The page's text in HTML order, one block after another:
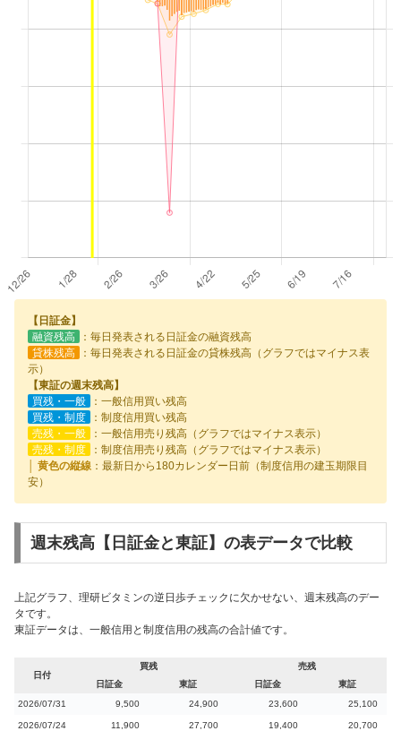
【日証金】
融資残高
：毎日発表される日証金の融資残高
貸株残高
：毎日発表される日証金の貸株残高（グラフではマイナス表
示）
【東証の週末残高】
買残・一般
：一般信用買い残高
買残・制度
：制度信用買い残高
売残・一般
：一般信用売り残高（グラフではマイナス表示）
売残・制度
：制度信用売り残高（グラフではマイナス表示）
│ 黄色の縦線 ：最新日から180カレンダー日前（制度信用の建玉期限目
安）
週末残高【日証金と東証】の表データで比較
上記グラフ、理研ビタミンの逆日歩チェックに欠かせない、週末残高のデー
タです。
東証データは、一般信用と制度信用の残高の合計値です。
日付
買残
売残
日証金
東証 日証金
東証
2026/07/31
9,500 24,900 23,600 25,100
2026/07/24 11,900 27,700 19,400 20,700